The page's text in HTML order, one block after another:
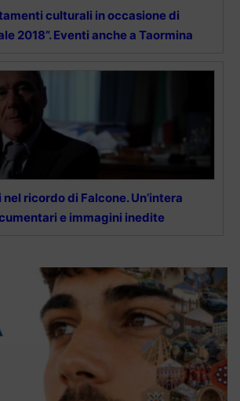
culturali in occasione di
2018”. Eventi anche a Taormina
nel ricordo di Falcone. Un’intera
e immagini inedite